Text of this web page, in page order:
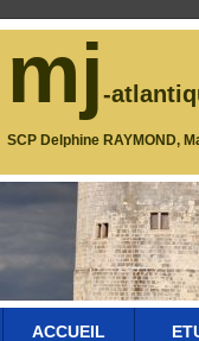
mj-
SCP Delphine RAYMOND,
ACCUEIL